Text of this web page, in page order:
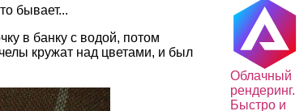
Облачный
рендеринг.
Быстро и
бывает...
в банку с водой, потом
кружат над цветами, и был